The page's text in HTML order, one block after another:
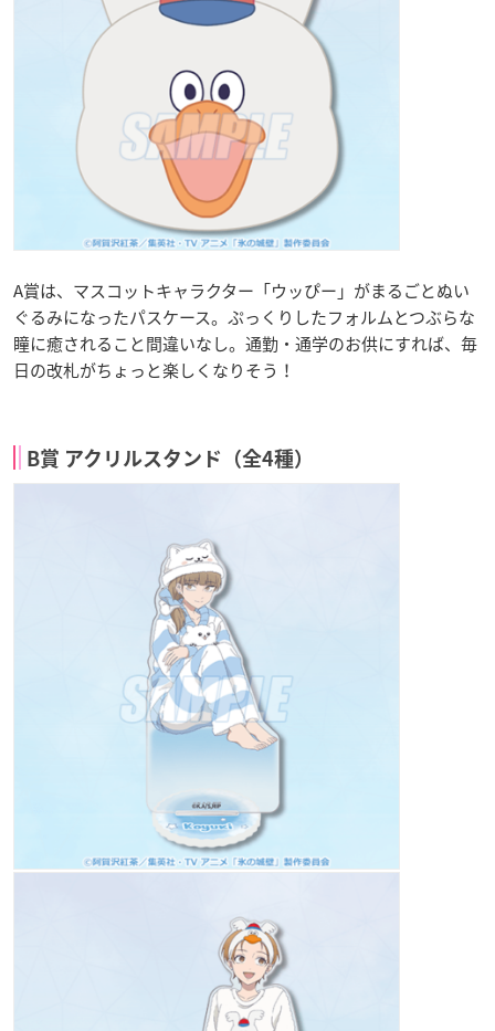
A賞は、マスコットキャラクター「ウッぴー」がまるごとぬい
ぐるみになったパスケース。ぷっくりしたフォルムとつぶらな
瞳に癒されること間違いなし。通勤・通学のお供にすれば、毎
日の改札がちょっと楽しくなりそう！
B賞 アクリルスタンド（全4種）